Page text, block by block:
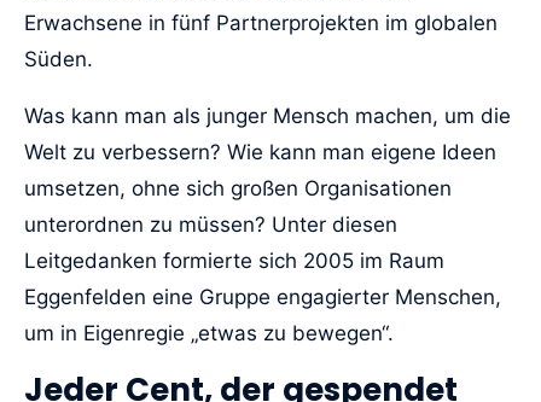
Erwachsene in fünf Partnerprojekten im globalen
Süden.
Was kann man als junger Mensch machen, um die
Welt zu verbessern? Wie kann man eigene Ideen
umsetzen, ohne sich großen Organisationen
unterordnen zu müssen? Unter diesen
Leitgedanken formierte sich 2005 im Raum
Eggenfelden eine Gruppe engagierter Menschen,
um in Eigenregie „etwas zu bewegen“.
Jeder Cent, der gespendet